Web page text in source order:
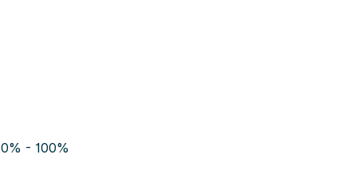
- 100%